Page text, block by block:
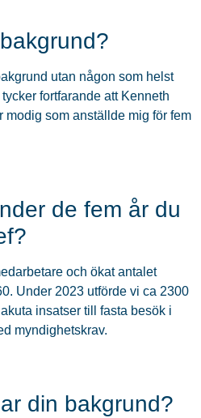
utan någon som helst
fortfarande att Kenneth
modig som anställde mig för fem
de fem år du
och ökat antalet
Under 2023 utförde vi ca 2300
insatser till fasta besök i
myndighetskrav.
din bakgrund?